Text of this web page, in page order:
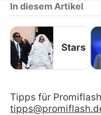
In diesem Artikel
Stars
Tipps für